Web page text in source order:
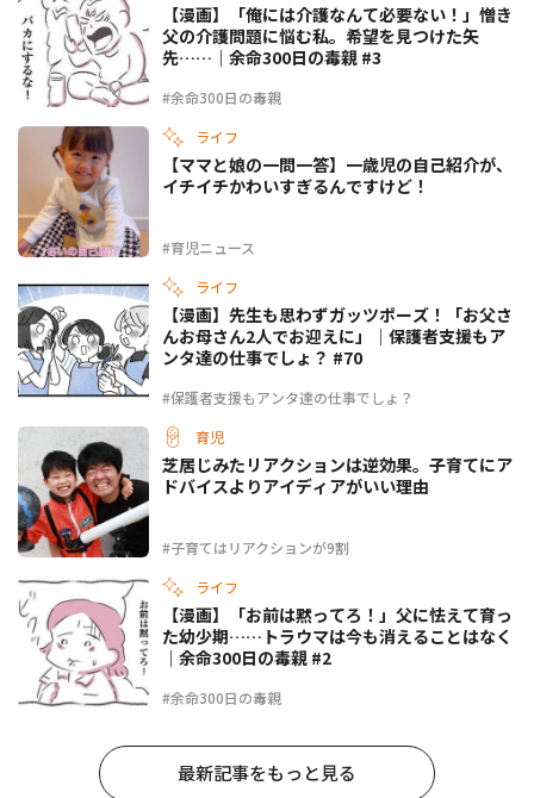
#余命300日の毒親
【漫画】「俺には介護なんて必要ない！」憎き
父の介護問題に悩む私。希望を見つけた矢
先……｜余命300日の毒親 #3
ライフ
#育児ニュース
【ママと娘の一問一答】一歳児の自己紹介が、
イチイチかわいすぎるんですけど！
ライフ
#保護者支援もアンタ達の仕事でしょ？
【漫画】先生も思わずガッツポーズ！「お父さ
んお母さん2人でお迎えに」｜保護者支援もア
ンタ達の仕事でしょ？ #70
育児
#子育てはリアクションが9割
芝居じみたリアクションは逆効果。子育てにア
ドバイスよりアイディアがいい理由
ライフ
#余命300日の毒親
【漫画】「お前は黙ってろ！」父に怯えて育っ
た幼少期……トラウマは今も消えることはなく
｜余命300日の毒親 #2
最新記事をもっと見る